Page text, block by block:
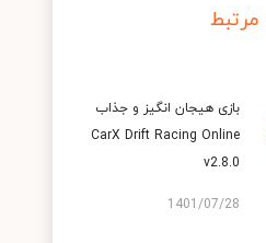
مرتبط
بازی هیجان انگیز و جذاب
CarX Drift Racing Online
v2.8.0
1401/07/28